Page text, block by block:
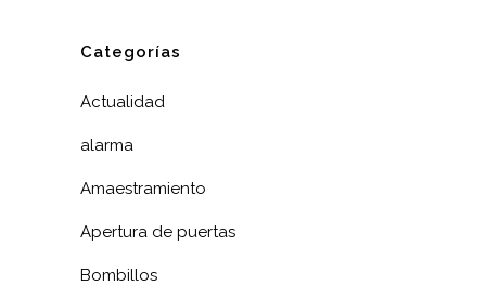
Categorías
Actualidad
alarma
Amaestramiento
Apertura de puertas
Bombillos